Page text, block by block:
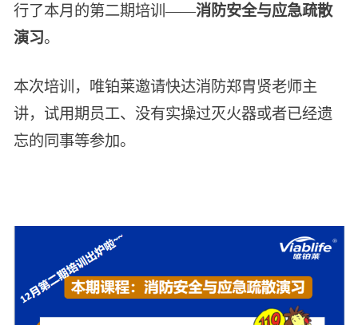
美妆护肤
健康食品
生物制药
其他
唯创新
高通量骐骥平台
鸿鹄实验室
唯责任
可持续发展
社会责任
联系我们
行了本月的第二期培训——消防安全与应急疏散
演习。
本次培训，唯铂莱邀请快达消防郑胄贤老师主
讲，试用期员工、没有实操过灭火器或者已经遗
忘的同事等参加。